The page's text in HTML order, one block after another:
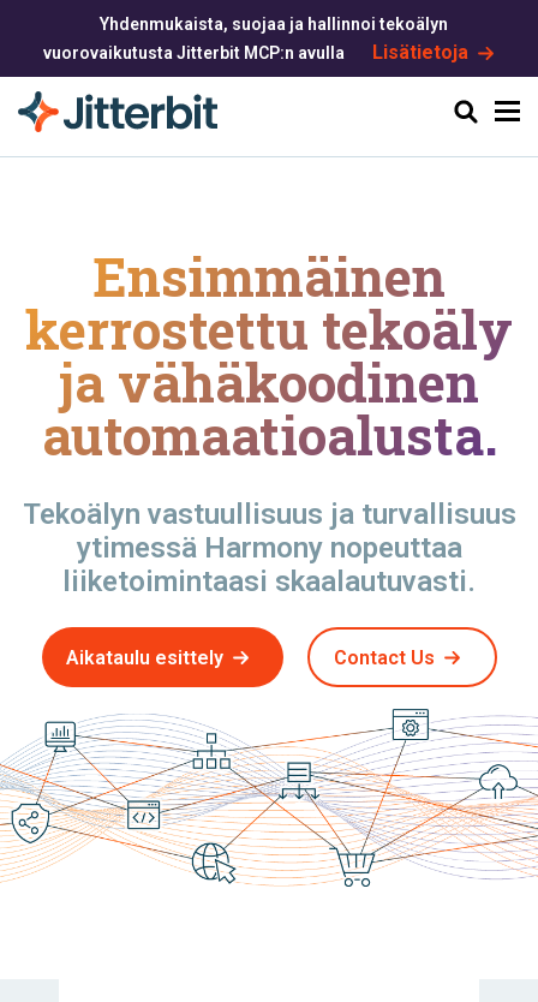
Haku
Yhdenmukaista, suojaa ja hallinnoi tekoälyn
vuorovaikutusta Jitterbit MCP:n avulla
Lisätietoja
Ensimmäinen
kerrostettu tekoäly
ja vähäkoodinen
automaatioalusta.
Tekoälyn vastuullisuus ja turvallisuus
ytimessä Harmony nopeuttaa
liiketoimintaasi skaalautuvasti.
Aikataulu esittely Contact Us